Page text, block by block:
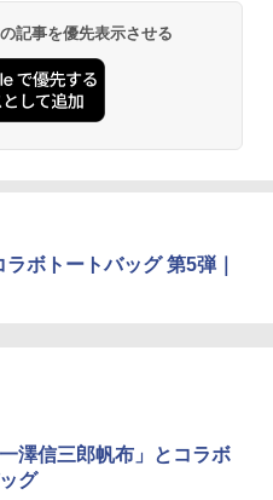
記事を優先表示させる
ボトートバッグ 第5弾｜
澤信三郎帆布」とコラボ
グ